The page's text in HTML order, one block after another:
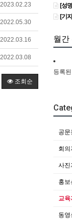
2023.02.23
2022.05.30
2022.03.16
2022.03.08
조회순
[성
[기자
월간
등록
공문
회의
사진
홍보
교육
동영